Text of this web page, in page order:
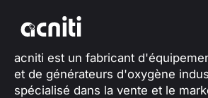
acniti est un fabricant
et de générateurs d'oxygène
spécialisé dans la vente et le